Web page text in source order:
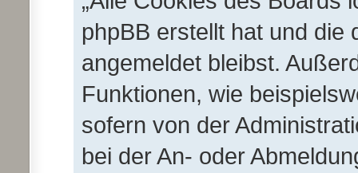
phpBB erstellt hat und die
angemeldet bleibst.
Funktionen, wie
sofern von der
bei der An- oder